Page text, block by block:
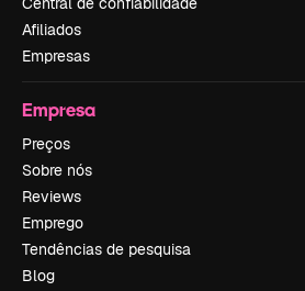
Afiliados
Empresas
Empresa
Preços
Sobre nós
Reviews
Emprego
Tendências de pesquisa
Blog